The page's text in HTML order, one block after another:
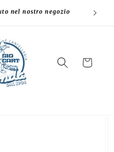
nel nostro negozio
Cart